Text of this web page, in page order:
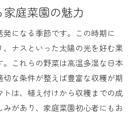
庭菜園の魅力
になる季節です。この時期に
、ナスといった太陽の光を好む果
これらの野菜は高温多湿な日本
な条件が整えば豊富な収穫が期
は、植え付けから収穫までの成
があり、家庭菜園初心者にもお